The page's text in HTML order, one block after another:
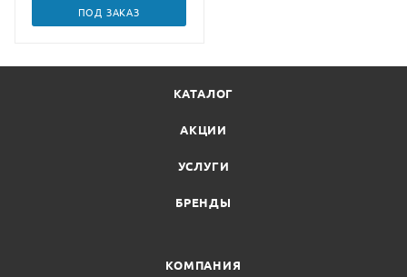
ПОД ЗАКАЗ
КАТАЛОГ
АКЦИИ
УСЛУГИ
БРЕНДЫ
КОМПАНИЯ